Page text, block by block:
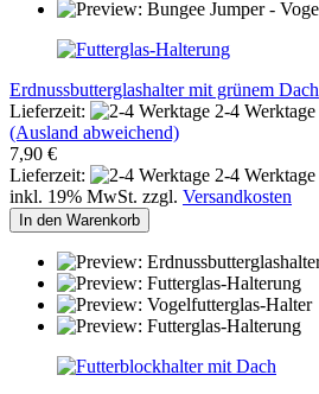
Erdnussbutterglashalter mit grünem Dach
Lieferzeit:
2-4 Werktage
(Ausland abweichend)
7,90 €
Lieferzeit:
2-4 Werktage
inkl. 19% MwSt. zzgl. Versandkosten
In den Warenkorb